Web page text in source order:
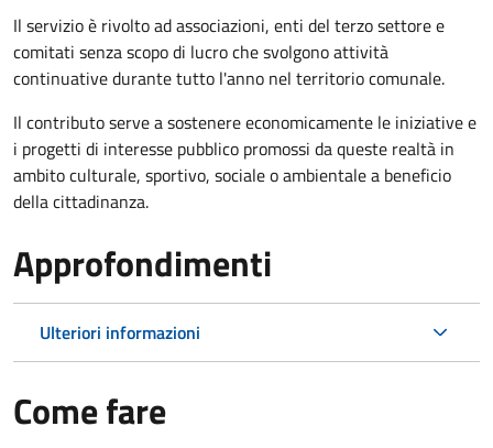
Il servizio è rivolto ad associazioni, enti del terzo settore e
comitati senza scopo di lucro che svolgono attività
continuative durante tutto l'anno nel territorio comunale.
Il contributo serve a sostenere economicamente le iniziative e
i progetti di interesse pubblico promossi da queste realtà in
ambito culturale, sportivo, sociale o ambientale a beneficio
della cittadinanza.
Approfondimenti
Ulteriori informazioni
Come fare